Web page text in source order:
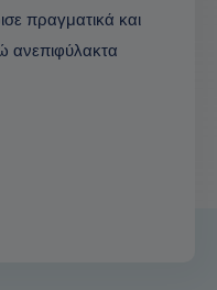
πραγματικά και
ανεπιφύλακτα